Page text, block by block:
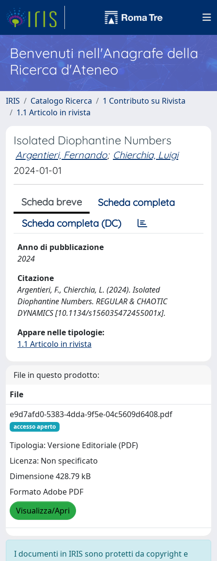
Benvenuti nell'Anagrafe della
Ricerca d'Ateneo
IRIS Catalogo Ricerca
1 Contributo su Rivista
1.1 Articolo in rivista
Isolated Diophantine Numbers
Argentieri, Fernando; Chierchia, Luigi
2024-01-01
Scheda breve
Scheda completa
Scheda completa (DC)
Anno di pubblicazione
2024
Citazione
Argentieri, F., Chierchia, L. (2024). Isolated
Diophantine Numbers. REGULAR & CHAOTIC
DYNAMICS [10.1134/s156035472455001x].
Appare nelle tipologie:
1.1 Articolo in rivista
File in questo prodotto:
File
e9d7afd0-5383-4dda-9f5e-04c5609d6408.pdf
accesso aperto
Tipologia: Versione Editoriale (PDF)
Licenza: Non specificato
Dimensione 428.79 kB
Formato Adobe PDF
Visualizza/Apri
I documenti in IRIS sono protetti da copyright e